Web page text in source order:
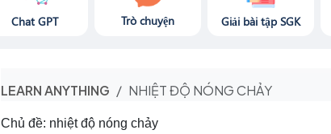
Chat GPT Trò chuyện Giải bài tập SGK
LEARN ANYTHING NHIỆT ĐỘ NÓNG CHẢY
Chủ đề: nhiệt độ nóng chảy